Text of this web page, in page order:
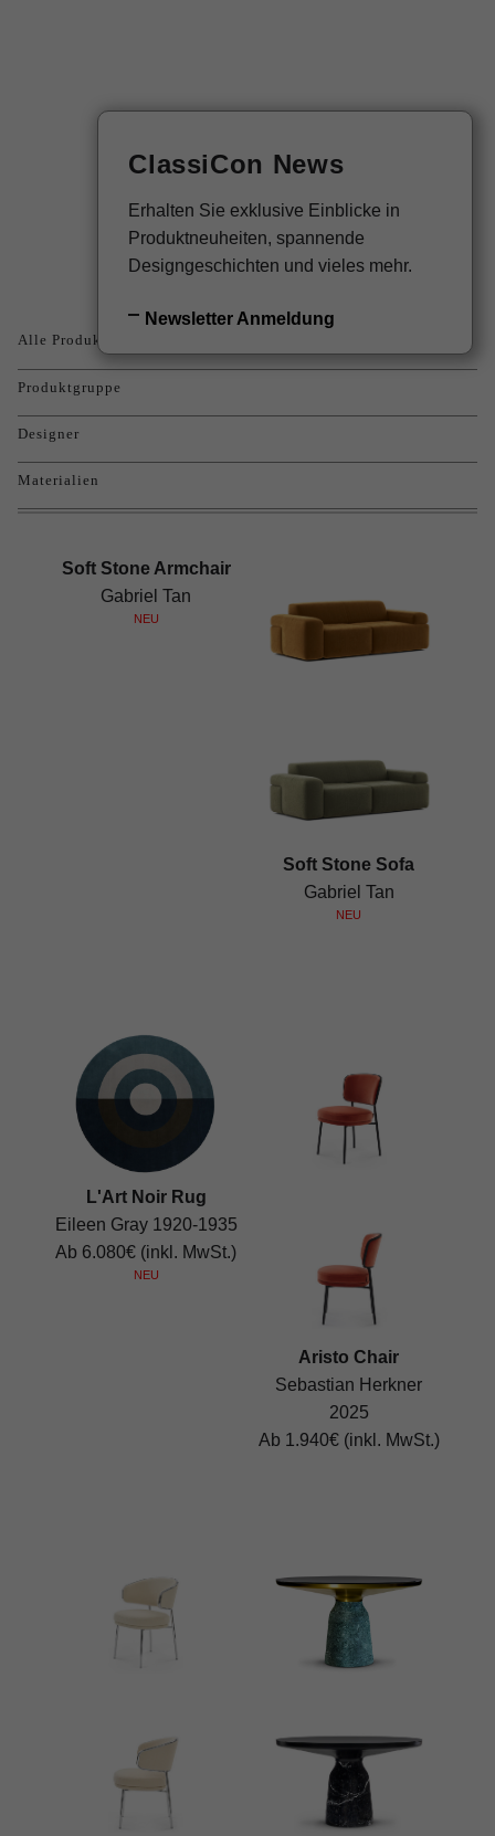
Produkte
Alle Produkte
Produktgruppe
Designer
Materialien
Soft Stone Armchair
Gabriel Tan
NEU
Soft Stone Sofa
Gabriel Tan
NEU
L'Art Noir Rug
Eileen Gray 1920-1935
Ab 6.080€ (inkl. MwSt.)
NEU
Aristo Chair
Sebastian Herkner
2025
Ab 1.940€ (inkl. MwSt.)
ClassiCon News
Erhalten Sie exklusive Einblicke in
Produktneuheiten, spannende
Designgeschichten und vieles mehr.
Newsletter Anmeldung